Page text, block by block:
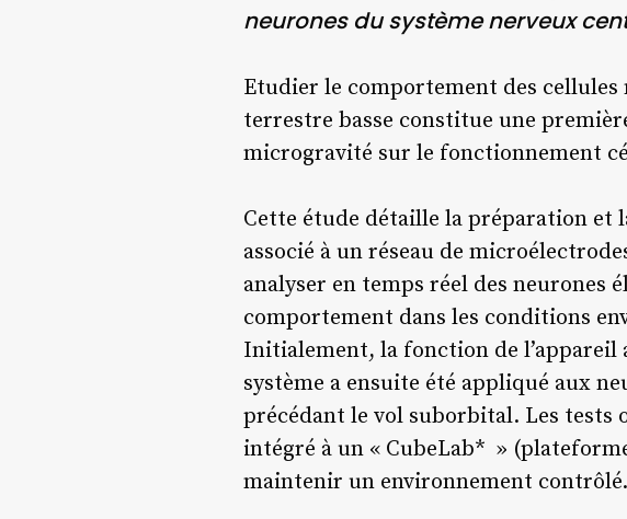
neurones du système nerveux
Etudier le comportement des
terrestre basse constitue une
microgravité sur le fonctionnement
Cette étude détaille la préparation
associé à un réseau de
analyser en temps réel des
comportement dans les conditions
Initialement, la fonction de l’appareil
système a ensuite été appliqué aux
précédant le vol suborbital. Les tests
intégré à un « CubeLab* »
maintenir un environnement contrôlé.